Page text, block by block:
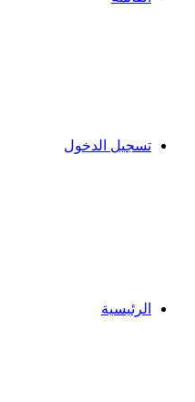
تسجيل الدخول
الرئيسية